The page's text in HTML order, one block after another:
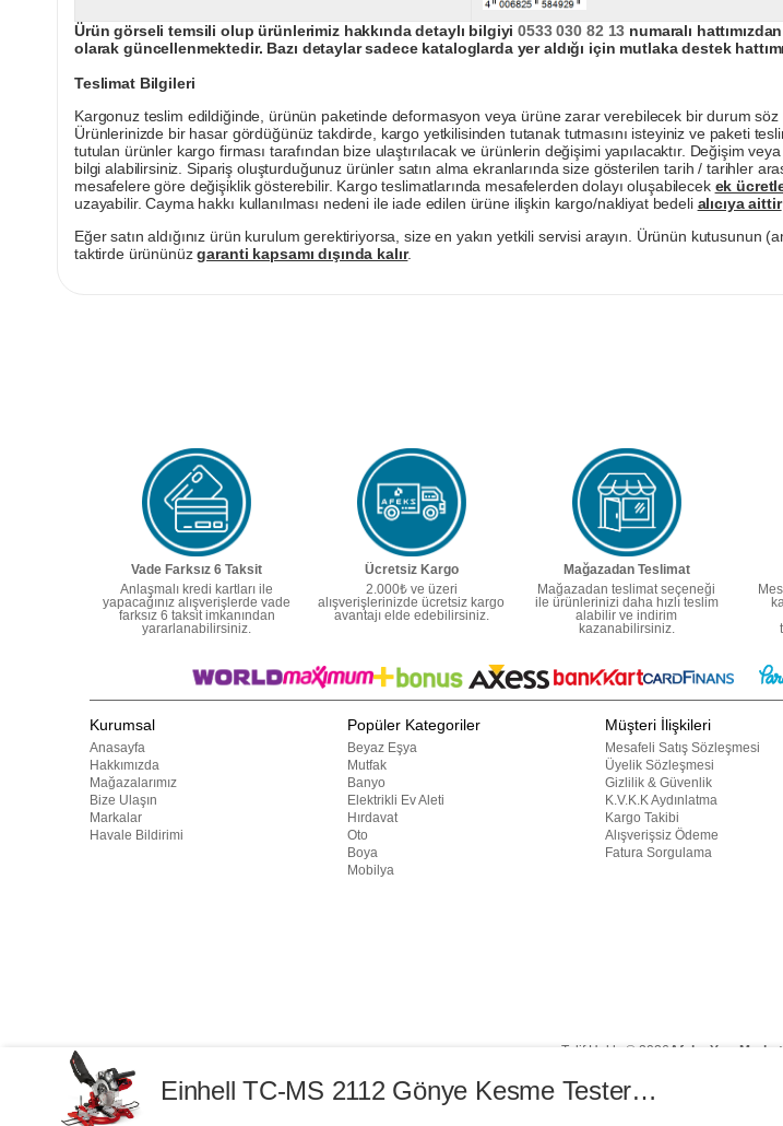
Ürün görseli temsili olup ürünlerimiz hakkında detaylı bilgiyi0533 030 82 13 numaralı
olarak güncellenmektedir. Bazı detaylar sadece kataloglarda yer aldığı için mutlaka destek
Teslimat Bilgileri
Kargonuz teslim edildiğinde, ürünün paketinde deformasyon veya ürüne zarar verebilecek bir durum
Ürünlerinizde bir hasar gördüğünüz takdirde, kargo yetkilisinden tutanak tutmasını isteyiniz ve paketi
tutulan ürünler kargo firması tarafından bize ulaştırılacak ve ürünlerin değişimi yapılacaktır. Değişim
bilgi alabilirsiniz. Sipariş oluşturduğunuz ürünler satın alma ekranlarında size gösterilen tarih / tarihler
mesafelere göre değişiklik gösterebilir. Kargo teslimatlarında mesafelerden dolayı oluşabilecek ek
uzayabilir. Cayma hakkı kullanılması nedeni ile iade edilen ürüne ilişkin kargo/nakliyat bedeli alıcıya aittir.
Eğer satın aldığınız ürün kurulum gerektiriyorsa, size en yakın yetkili servisi arayın. Ürünün kutusunun
taktirde ürününüzgaranti kapsamı dışında kalır.
Vade Farksız 6 Taksit
Anlaşmalı kredi kartları ile
yapacağınız alışverişlerde vade
farksız 6 taksit imkanından
yararlanabilirsiniz.
Ücretsiz Kargo
2.000₺ ve üzeri
alışverişlerinizde ücretsiz kargo
avantajı elde edebilirsiniz.
Mağazadan Teslimat
Mağazadan teslimat seçeneği
ile ürünlerinizi daha hızlı teslim
alabilir ve indirim
kazanabilirsiniz.
Kurumsal
Anasayfa
Hakkımızda
Mağazalarımız
Bize Ulaşın
Markalar
Havale Bildirimi
Popüler Kategoriler
Beyaz Eşya
Mutfak
Banyo
Elektrikli Ev Aleti
Hırdavat
Oto
Boya
Mobilya
Müşteri İlişkileri
Mesafeli Satış Sözleşmesi
Üyelik Sözleşmesi
Gizlilik & Güvenlik
K.V.K.K Aydınlatma
Kargo Takibi
Alışverişsiz Ödeme
Fatura Sorgulama
Telif Hakkı © 2026 Afeks Yapı Market
Bu web sitesindeki tüm ürünler ticari amaçlıdır. Web sitemizde yer alan görsel ve yazılı içerikler firmamıza ait olup,
Einhell TC-MS 2112 Gönye Kesme Testere (EİNHEL.4300295)